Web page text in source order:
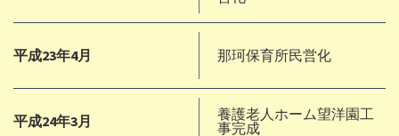
平成23年4月 那珂保育所民営化
平成24年3月
養護老人ホーム望洋園工
事完成